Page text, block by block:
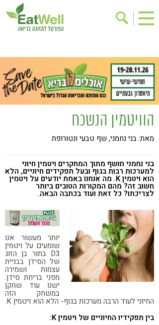
בישול בריא
אינדקס עסקים
ריפוי ומניעת מחלות
בריאות האישה
תוספי תזונה
מתכוני בריאות
אירועים
שינוי תזונתי
גישות בתזונה
דיאטה
ניקוי רעלים
מזונות על
ילדים
תזונה וספורט
הפרעות קשב & ריכוז
אכילה רגשית
רגישות לגלוטן
טעים להכיר
קורונה
הוויטמין הנשכח
מאת: בני נחמני, שף טבעי ונטורופת
בני נחמני חושף מתוך המחקרים ויטמין חיוני
למערכות רבות בגוף ובעל תפקידים חיוניים, הלא
הוא ויטמין K. מה אנחנו באמת יודעים על ויטמין
חשוב זה? מהם המקורות הטובים ביותר
לצריכתו? כל זאת ועוד בכתבה הבאה.
יותר מעשור אנו
שומעים על ויטמין
D3 בתור בן הזוג
של הסידן בבניית
עצמות ושמירה
מפני בריחת סידן.
ישנו עוד שחקן
במשחק הזה
החיוני לעוד הרבה מערכות בגוף- הלא הוא ויטמין K.
בין תפקידיו החיוניים של ויטמין K: